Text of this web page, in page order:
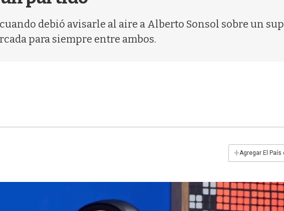
debió avisarle al aire a Alberto Sonsol sobre un
para siempre entre ambos.
+Agregar El País